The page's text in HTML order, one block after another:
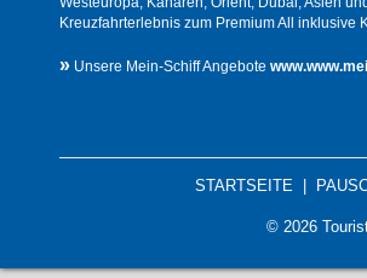
Kreuzfahrterlebnis zum Premium All inklusive
» Unsere Mein-Schiff Angebote
STARTSEITE|
© 2026